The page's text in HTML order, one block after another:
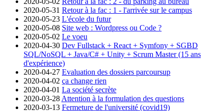
2020-05-31 Retour à la fac : 1 - l'arrivée sur le campus
2020-05-23 L'école du futur
2020-05-08 Site web : Wordpress ou Code ?
2020-05-02 Le voeu
2020-04-30 Dev Fullstack + React + Symfony + SGBD
SQL/NoSQL + Java/C# + Unity + Scrum Master (15 ans
d'expérience)
2020-04-27 Evaluation des dossiers parcoursup
2020-04-02 ça change rien
2020-04-01 La société secrète
2020-03-28 Attention à la formulation des questions
2020-03-13 Fermeture de l'université (covid19)